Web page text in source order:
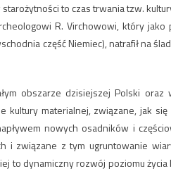
to czas trwania tzw.
R. Virchowowi, który jako
część Niemiec), natrafił na
obszarze dzisiejszej Polski oraz
kultury materialnej, związane, jak
nowych osadników i
związane z tym ugruntowanie
to dynamiczny rozwój poziomu